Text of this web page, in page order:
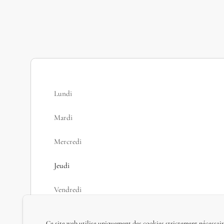
Lundi
Mardi
Mercredi
Jeudi
Vendredi